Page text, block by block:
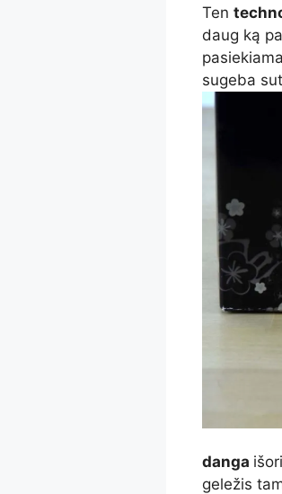
Ten
daug ką
sugeba
danga
geležis